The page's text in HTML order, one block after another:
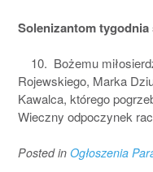
Solenizantom tygodnia
10. Bożemu
Rojewskiego, Marka
Kawalca, którego
Wieczny odpoczynek
Posted in Ogłoszenia